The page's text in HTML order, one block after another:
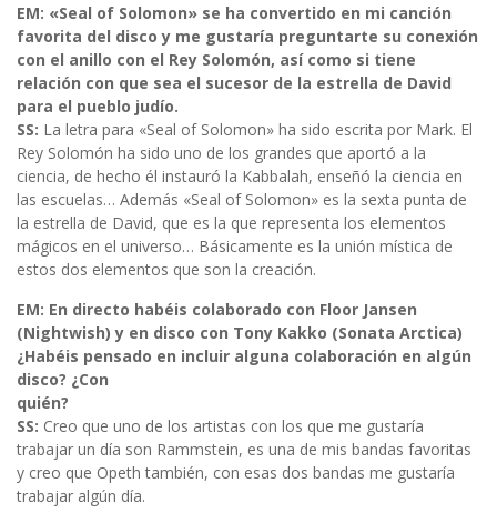
EM: «Seal of Solomon» se ha convertido en mi canción
favorita del disco y me gustaría preguntarte su conexión
con el anillo con el Rey Solomón, así como si tiene
relación con que sea el sucesor de la estrella de David
para el pueblo judío.
SS: La letra para «Seal of Solomon» ha sido escrita por Mark. El
Rey Solomón ha sido uno de los grandes que aportó a la
ciencia, de hecho él instauró la Kabbalah, enseñó la ciencia en
las escuelas… Además «Seal of Solomon» es la sexta punta de
la estrella de David, que es la que representa los elementos
mágicos en el universo… Básicamente es la unión mística de
estos dos elementos que son la creación.
EM: En directo habéis colaborado con Floor Jansen
(Nightwish) y en disco con Tony Kakko (Sonata Arctica)
¿Habéis pensado en incluir alguna colaboración en algún
disco? ¿Con
quién?
SS: Creo que uno de los artistas con los que me gustaría
trabajar un día son Rammstein, es una de mis bandas favoritas
y creo que Opeth también, con esas dos bandas me gustaría
trabajar algún día.